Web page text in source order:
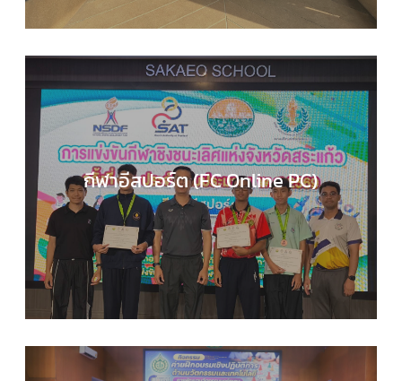
กีฬาอีสปอร์ต (FC Online PC)
COMPUTER SCIENCE
กลุ่มสาระการเรียนรู้วิทยาศ
ละเทคโนโลยี, กิจกรรมของเรา, กิจกรรมนักเรียน,
ประชาสัมพันธ์